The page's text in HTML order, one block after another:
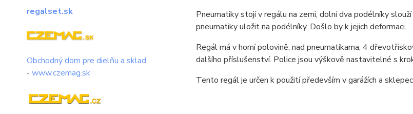
regalset.sk
Obchodný dom pre dielňu a sklad
- www.czemag.sk
Pneumatiky stojí v regálu na zemi, dolní dva podélníky
pneumatiky uložit na podélníky. Došlo by k jejich deformaci.
Regál má v horní polovině, nad pneumatikama, 4
dalšího příslušenství. Police jsou výškově nastavitelné s
Tento regál je určen k použití především v garážích a